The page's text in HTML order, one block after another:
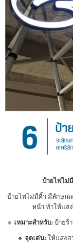
ป้ายไฟไม่
ป้ายไฟไม่มีคิ้ว มีลักษณ
หน้า ทำให้แส
🔹 เหมาะสำหรับ: ป้ายร้
🔹 จุดเด่น: ให้แสงส